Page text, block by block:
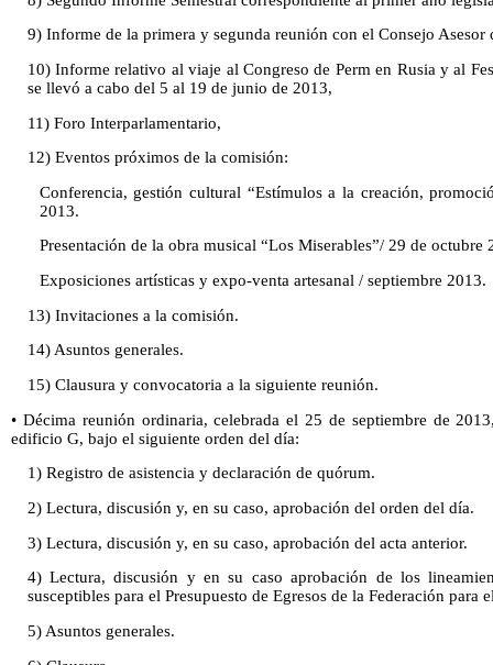
9) Informe de la primera y segunda reunión con el Consejo Asesor
10) Informe relativo al viaje al Congreso de Perm en Rusia y al
se llevó a cabo del 5 al 19 de junio de 2013,
11) Foro Interparlamentario,
12) Eventos próximos de la comisión:
Conferencia, gestión cultural “Estímulos a la creación,
2013.
Presentación de la obra musical “Los Miserables”/ 29 de octubre
Exposiciones artísticas y expo-venta artesanal / septiembre 2013.
13) Invitaciones a la comisión.
14) Asuntos generales.
15) Clausura y convocatoria a la siguiente reunión.
• Décima reunión ordinaria, celebrada el 25 de septiembre de
edificio G, bajo el siguiente orden del día:
1) Registro de asistencia y declaración de quórum.
2) Lectura, discusión y, en su caso, aprobación del orden del día.
3) Lectura, discusión y, en su caso, aprobación del acta anterior.
4) Lectura, discusión y en su caso aprobación de los
susceptibles para el Presupuesto de Egresos de la Federación para
5) Asuntos generales.